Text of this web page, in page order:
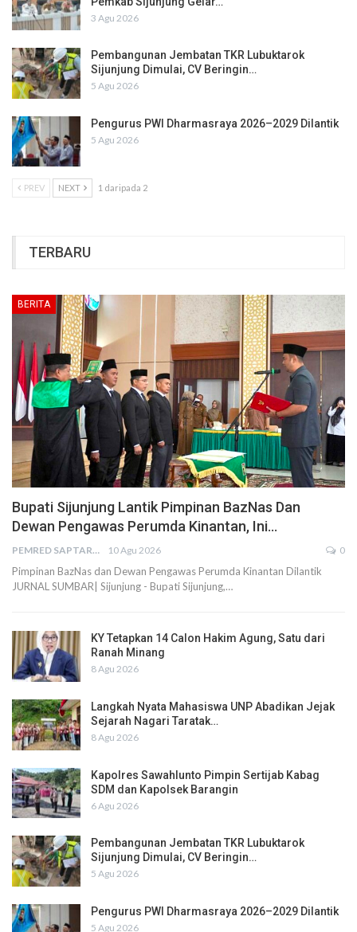
3 Agu 2026
Pembangunan Jembatan TKR Lubuktarok
Sijunjung Dimulai, CV Beringin…
5 Agu 2026
Pengurus PWI Dharmasraya 2026–2029 Dilantik
5 Agu 2026
PREV NEXT 1 daripada 2
TERBARU
BERITA
Bupati Sijunjung Lantik Pimpinan BazNas Dan
Dewan Pengawas Perumda Kinantan, Ini…
PEMRED SAPTARIUS 10 Agu 2026 0
Pimpinan BazNas dan Dewan Pengawas Perumda Kinantan Dilantik
JURNAL SUMBAR| Sijunjung - Bupati Sijunjung,…
KY Tetapkan 14 Calon Hakim Agung, Satu dari
Ranah Minang
8 Agu 2026
Langkah Nyata Mahasiswa UNP Abadikan Jejak
Sejarah Nagari Taratak…
8 Agu 2026
Kapolres Sawahlunto Pimpin Sertijab Kabag
SDM dan Kapolsek Barangin
6 Agu 2026
Pembangunan Jembatan TKR Lubuktarok
Sijunjung Dimulai, CV Beringin…
5 Agu 2026
Pengurus PWI Dharmasraya 2026–2029 Dilantik
5 Agu 2026